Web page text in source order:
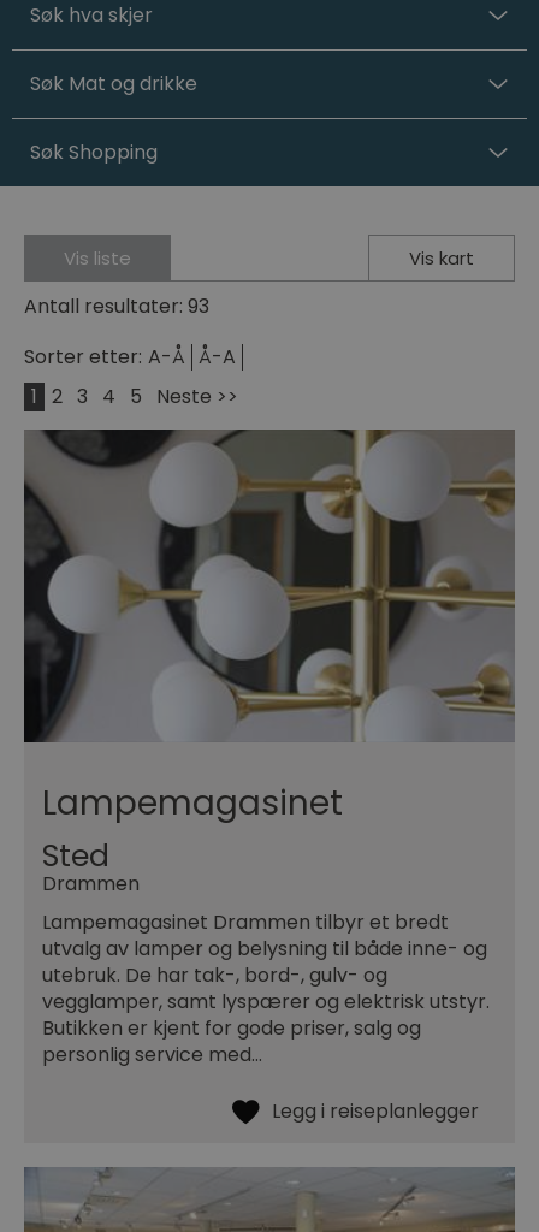
Søk hva skjer
Søk Mat og drikke
Søk Shopping
Vis liste Vis kart
Antall resultater: 93
Sorter etter: A-Å Å-A
1
2 3 4 5 Neste >>
Lampemagasinet
Sted
Drammen
Lampemagasinet Drammen tilbyr et bredt
utvalg av lamper og belysning til både inne- og
utebruk. De har tak-, bord-, gulv- og
vegglamper, samt lyspærer og elektrisk utstyr.
Butikken er kjent for gode priser, salg og
personlig service med…